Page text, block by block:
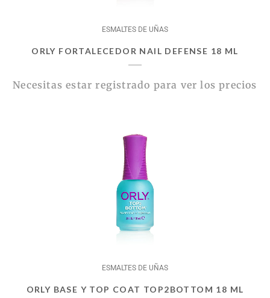
ESMALTES DE UÑAS
ORLY FORTALECEDOR NAIL DEFENSE 18 ML
Necesitas estar registrado para ver los precios
ESMALTES DE UÑAS
ORLY BASE Y TOP COAT TOP2BOTTOM 18 ML